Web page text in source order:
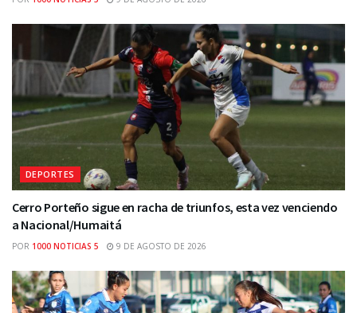
DEPORTES
Cerro Porteño sigue en racha de triunfos, esta vez venciendo
a Nacional/Humaitá
POR 1000 NOTICIAS 5 9 DE AGOSTO DE 2026